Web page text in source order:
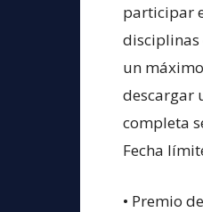
participar
disciplinas
un
descargar
completa
Fecha
• Premio